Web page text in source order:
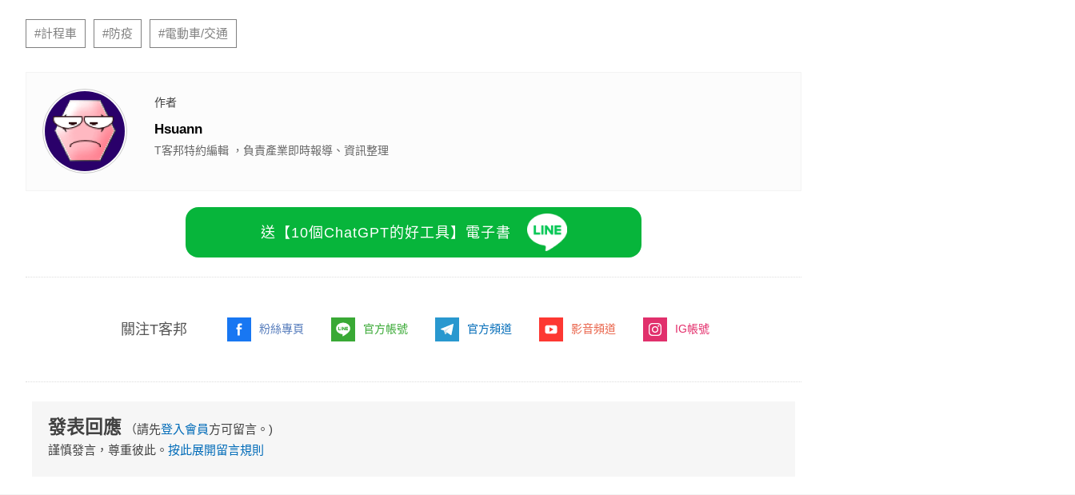
#計程車 #防疫 #電動車/交通
作者
Hsuann
T客邦特約編輯 ，負責產業即時報導、資訊整理
送【10個ChatGPT的好工具】電子書
關注T客邦 粉絲專頁 官方帳號 官方頻道 影音頻道 IG帳號
發表回應 （請先登入會員方可留言。)
謹慎發言，尊重彼此。 按此展開留言規則